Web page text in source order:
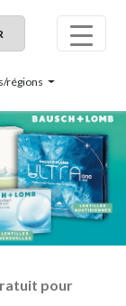
régions
pour